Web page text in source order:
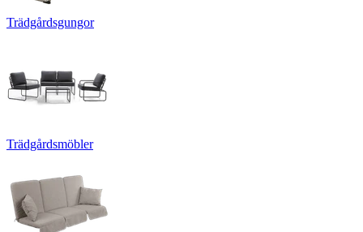
Trädgårdsgungor
Trädgårdsmöbler